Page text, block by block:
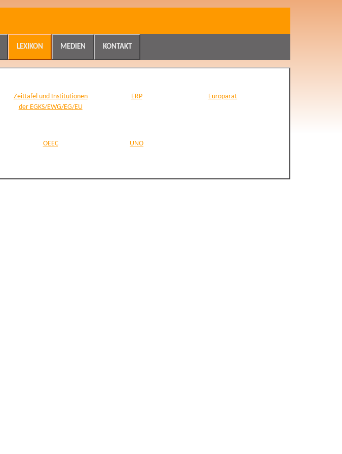
LEXIKON MEDIEN KONTAKT
Zeittafel und Institutionen
der EGKS/EWG/EG/EU
ERP
Europarat
OEEC
UNO